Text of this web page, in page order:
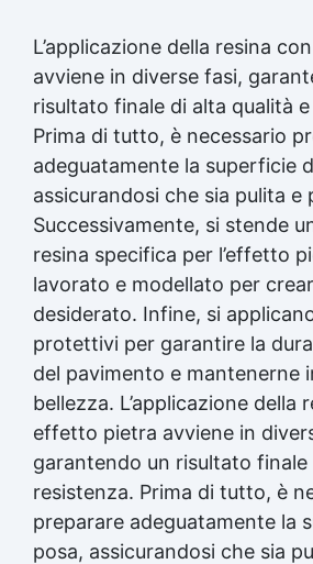
L’applicazione della resina
avviene in diverse fasi,
risultato finale di alta qualità
Prima di tutto, è necessario
adeguatamente la superficie
assicurandosi che sia pulita e
Successivamente, si stende
resina specifica per l’effetto
lavorato e modellato per
desiderato. Infine, si
protettivi per garantire la
del pavimento e mantenerne
bellezza. L’applicazione della
effetto pietra avviene in
garantendo un risultato finale
resistenza. Prima di tutto, è
preparare adeguatamente la
posa, assicurandosi che sia